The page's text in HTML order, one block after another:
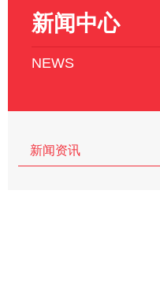
新闻中心
NEWS
新闻资讯